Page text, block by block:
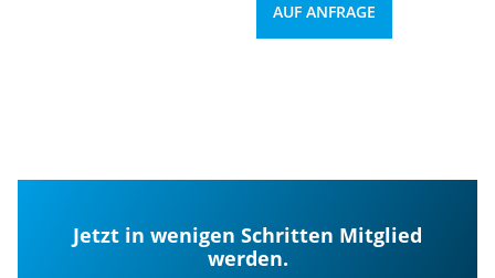
AUF ANFRAGE
Jetzt in wenigen Schritten Mitglied
werden.